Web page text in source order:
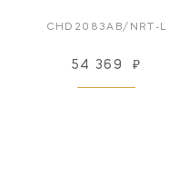
CHD2083AB/NRT-L
54 369 ₽